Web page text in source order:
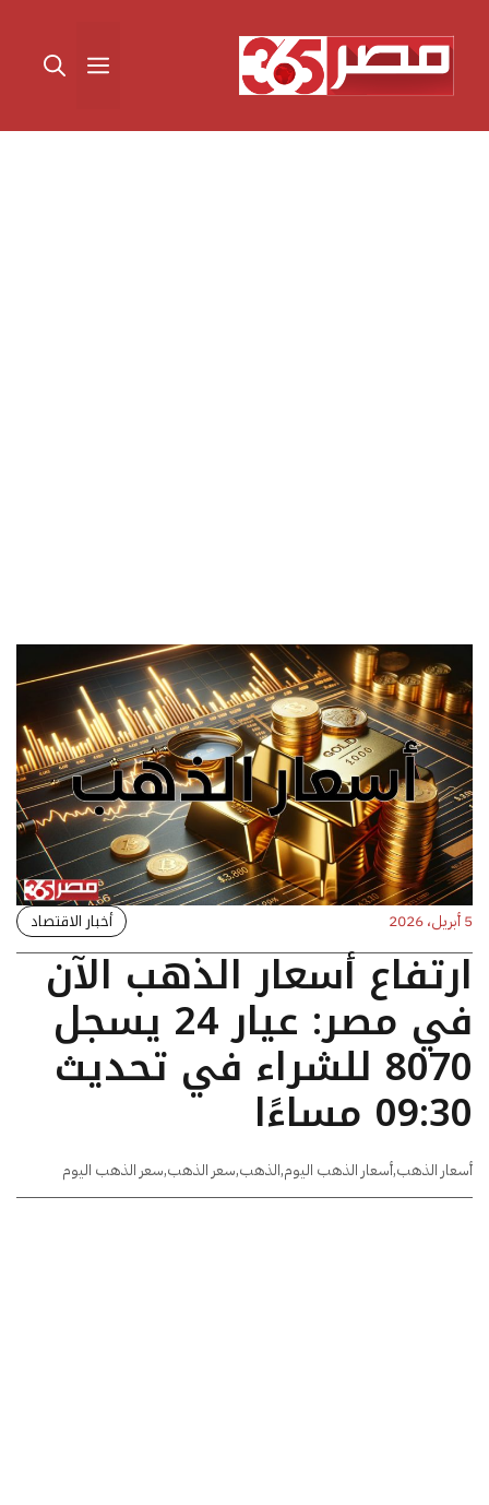
المحتوى القائمة
5 أبريل، 2026 أخبار الاقتصاد
ارتفاع أسعار الذهب الآن
في مصر: عيار 24 يسجل
8070 للشراء في تحديث
09:30 مساءًا
أسعار الذهب,أسعار الذهب اليوم,الذهب,سعر الذهب,سعر الذهب اليوم